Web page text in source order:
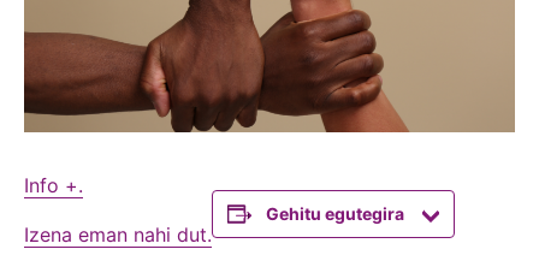
Info +.
Izena eman nahi dut.
Gehitu egutegira